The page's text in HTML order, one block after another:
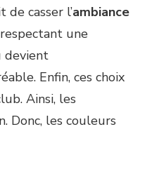
de casser l’ambiance
une
devient
Enfin, ces choix
Ainsi, les
Donc, les couleurs